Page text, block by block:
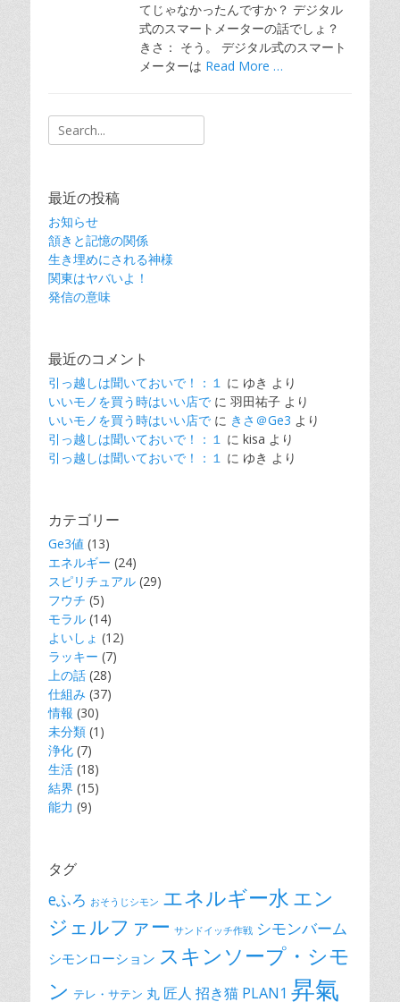
てじゃなかったんですか？ デジタル
式のスマートメーターの話でしょ？
きさ： そう。 デジタル式のスマート
メーターは Read More …
Search
for:
最近の投稿
お知らせ
頷きと記憶の関係
生き埋めにされる神様
関東はヤバいよ！
発信の意味
最近のコメント
引っ越しは聞いておいで！：１ に ゆき より
いいモノを買う時はいい店で に 羽田祐子 より
いいモノを買う時はいい店で に きさ＠Ge3 より
引っ越しは聞いておいで！：１ に kisa より
引っ越しは聞いておいで！：１ に ゆき より
カテゴリー
Ge3値 (13)
エネルギー (24)
スピリチュアル (29)
フウチ (5)
モラル (14)
よいしょ (12)
ラッキー (7)
上の話 (28)
仕組み (37)
情報 (30)
未分類 (1)
浄化 (7)
生活 (18)
結界 (15)
能力 (9)
タグ
eふろ おそうじシモン エネルギー水 エン
ジェルファー サンドイッチ作戦 シモンバーム
シモンローション スキンソープ・シモ
ン テレ・サテン 丸 匠人 招き猫 PLAN1 昇氣